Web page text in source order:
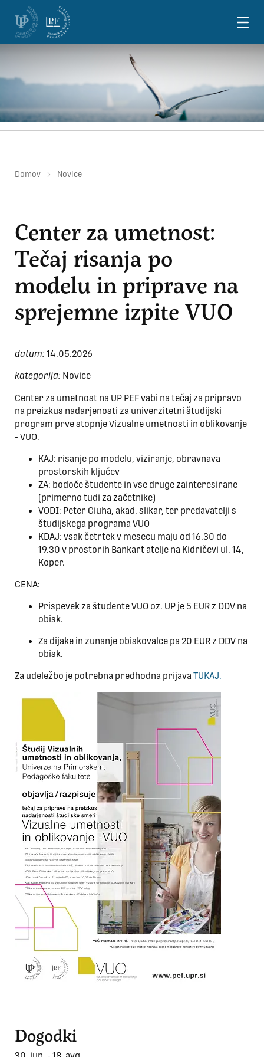
Skoči na vsebino
Domov Novice
Center za umetnost:
Tečaj risanja po
modelu in priprave na
sprejemne izpite VUO
datum: 14.05.2026
kategorija: Novice
Center za umetnost na UP PEF vabi na tečaj za pripravo
na preizkus nadarjenosti za univerzitetni študijski
program prve stopnje Vizualne umetnosti in oblikovanje
- VUO.
KAJ: risanje po modelu, viziranje, obravnava
prostorskih ključev
ZA: bodoče študente in vse druge zainteresirane
(primerno tudi za začetnike)
VODI: Peter Ciuha, akad. slikar, ter predavatelji s
študijskega programa VUO
KDAJ: vsak četrtek v mesecu maju od 16.30 do
19.30 v prostorih Bankart atelje na Kidričevi ul. 14,
Koper.
CENA:
Prispevek za študente VUO oz. UP je 5 EUR z DDV na
obisk.
Za dijake in zunanje obiskovalce pa 20 EUR z DDV na
obisk.
Za udeležbo je potrebna predhodna prijava TUKAJ.
Dogodki